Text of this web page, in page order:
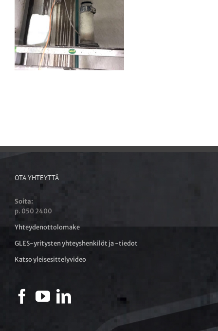
OTA YHTEYTTÄ
Soita:
p. 050 2400
Yhteydenottolomake
GLES-yritysten yhteyshenkilöt ja -tiedot
Katso yleisesittelyvideo